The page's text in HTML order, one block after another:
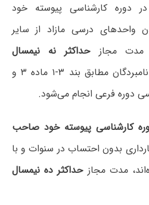
دوره کارشناسی پیوسته خود
واحدهای درسی مازاد از سایر
مدت مجازحداکثر نه نیمسال
است و رتبه‌بندی نامبردگان مطابق بند ۳-۱ ماده ۳ و
دوره فرعی انجام می‌شود.
کارشناسی پیوسته خود صاحب
بدون احتساب در سنوات و با
مدت مجازحداکثر ده نیمسال